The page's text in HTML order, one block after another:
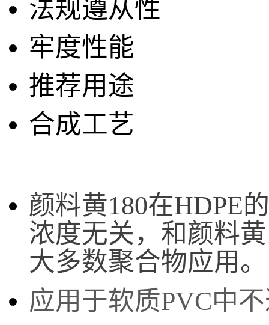
法规遵从性
牢度性能
推荐用途
合成工艺
颜料黄180在HDPE
浓度无关，和颜料
大多数聚合物应用。
应用于软质PVC中